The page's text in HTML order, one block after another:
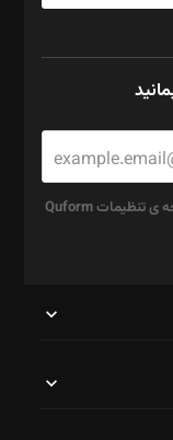
برای استفاده از ریکپچا بایستی کلید API را در صفحه ی تنظیمات Quform